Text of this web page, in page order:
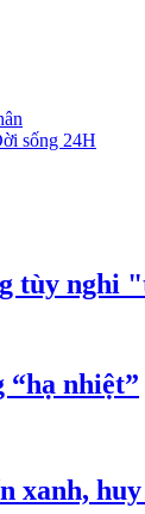
sống 24H
tùy nghi
“hạ nhiệt”
xanh,